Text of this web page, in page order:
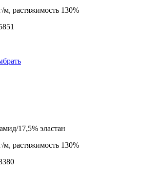
м, растяжимость 130%
17,5% эластан
м, растяжимость 130%